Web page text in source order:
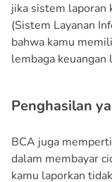
jika sistem laporan
(Sistem Layanan
bahwa kamu
lembaga keuangan
Penghasilan
BCA juga
dalam membayar
kamu laporkan